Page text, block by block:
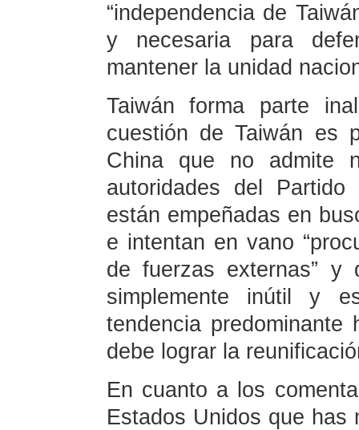
“independencia de
y necesaria para
mantener la unidad
Taiwán forma parte
cuestión de Taiwán es
China que no admite
autoridades del Partido
están empeñadas en
e intentan en vano
de fuerzas externas”
simplemente inútil y
tendencia
debe lograr la
En cuanto a los
Estados Unidos que has